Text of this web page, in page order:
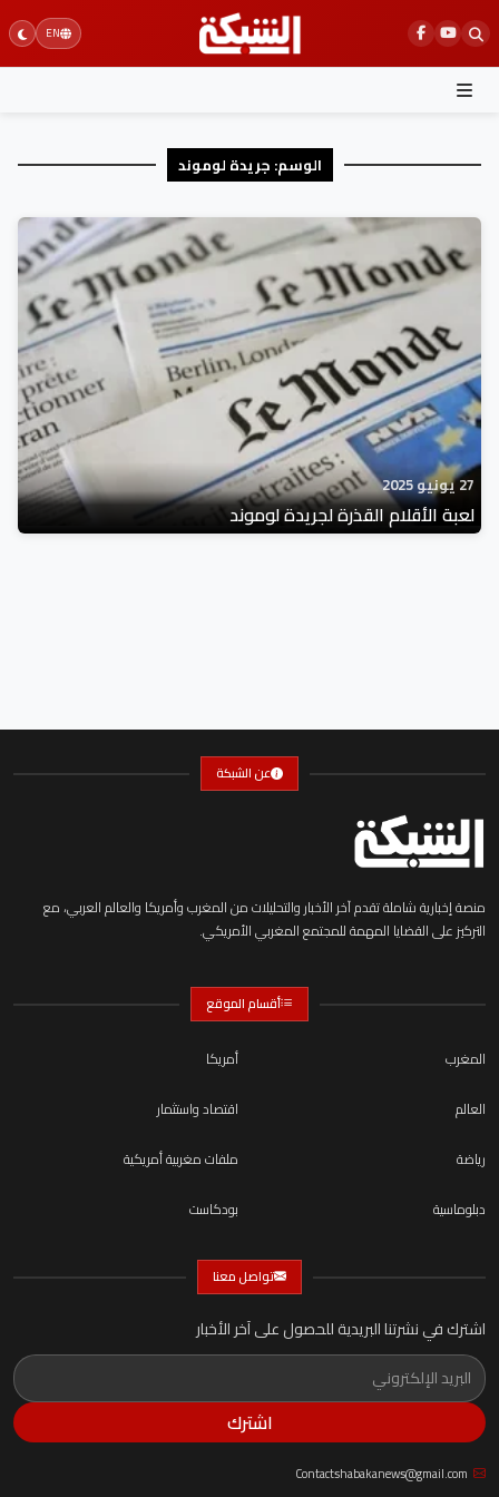
Skip
to
content
EN
الوسم: جريدة لوموند
27 يونيو 2025
لعبة الأقلام القذرة لجريدة لوموند
عن الشبكة
منصة إخبارية شاملة تقدم آخر الأخبار والتحليلات من المغرب وأمريكا والعالم العربي، مع
التركيز على القضايا المهمة للمجتمع المغربي الأمريكي.
أقسام الموقع
المغرب
أمريكا
العالم
اقتصاد واستثمار
رياضة
ملفات مغربية أمريكية
دبلوماسية
بودكاست
تواصل معنا
اشترك في نشرتنا البريدية للحصول على آخر الأخبار
اشترك
Contactshabakanews@gmail.com